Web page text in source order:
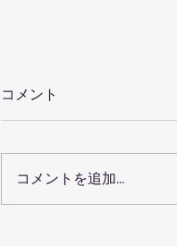
コメント
コメントを追加…